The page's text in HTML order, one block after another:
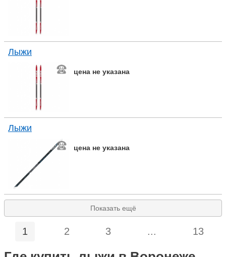
Лыжи
цена не указана
Лыжи
цена не указана
Показать ещё
1 2 3 ... 13